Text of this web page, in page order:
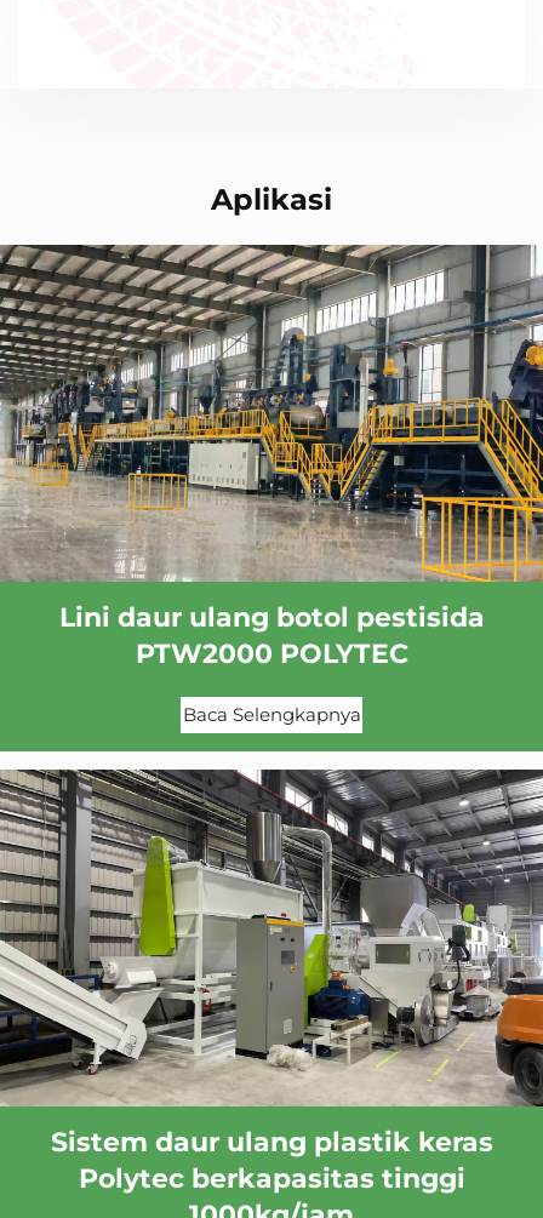
Aplikasi
Lini daur ulang botol pestisida
PTW2000 POLYTEC
Baca Selengkapnya
Sistem daur ulang plastik keras
Polytec berkapasitas tinggi